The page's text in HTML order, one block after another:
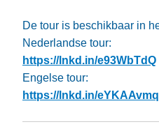
De tour is beschikbaar in
Nederlandse tour:
https://lnkd.in/e93WbTdQ
Engelse tour:
https://lnkd.in/eYKAAvmq